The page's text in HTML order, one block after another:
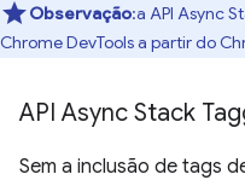
Observação:a API Async
Chrome DevTools a partir do
API Async Stack
Sem a inclusão de tags